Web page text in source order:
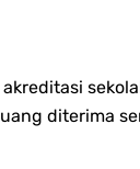
diterima